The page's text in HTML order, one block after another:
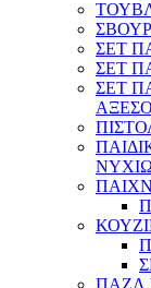
ΣΕΤ
ΣΕΤ
ΣΕΤ